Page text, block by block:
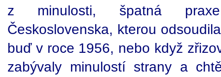
z minulosti, špatná
Československa, kterou
buď v roce 1956, nebo když
zabývaly minulostí strany a